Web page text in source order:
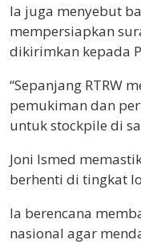
Ia juga menyebut
mempersiapkan
dikirimkan kepada
“Sepanjang RTRW
pemukiman dan
untuk stockpile di
Joni Ismed
berhenti di tingkat
Ia berencana
nasional agar